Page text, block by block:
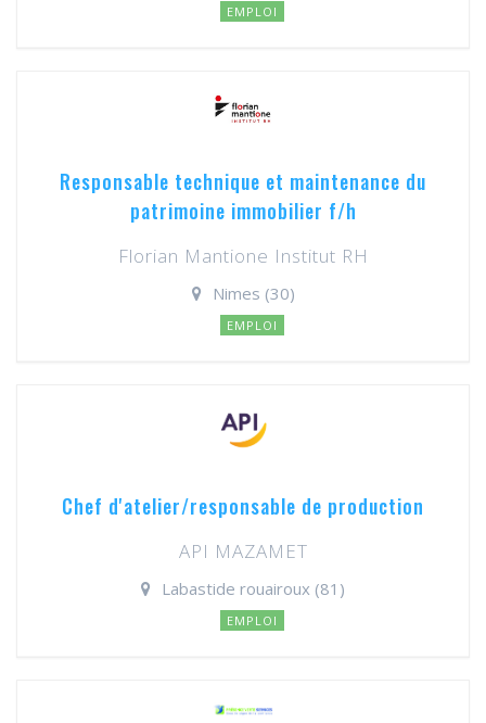
EMPLOI
Responsable technique et maintenance du
patrimoine immobilier f/h
Florian Mantione Institut RH
Nimes (30)
EMPLOI
Chef d'atelier/responsable de production
API MAZAMET
Labastide rouairoux (81)
EMPLOI